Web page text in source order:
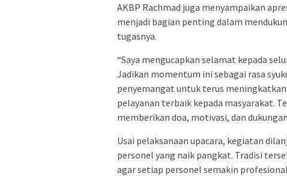
AKBP Rachmad juga menyampaikan
menjadi bagian penting dalam
tugasnya.
“Saya mengucapkan selamat kepada
Jadikan momentum ini sebagai rasa
penyemangat untuk terus
pelayanan terbaik kepada masyarakat.
memberikan doa, motivasi, dan
Usai pelaksanaan upacara, kegiatan
personel yang naik pangkat. Tradisi
agar setiap personel semakin